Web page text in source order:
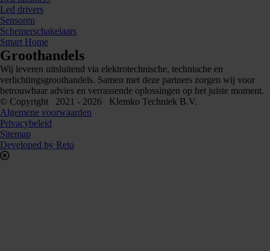
Led drivers
Sensoren
Schemerschakelaars
Smart Home
Groothandels
Wij leveren uitsluitend via elektrotechnische, technische en
verlichtingsgroothandels. Samen met deze partners zorgen wij voor
betrouwbaar advies en verrassende oplossingen op het juiste moment.
© Copyright 2021 - 2026 Klemko Techniek B.V.
Algemene voorwaarden
Privacybeleid
Sitemap
Developed by Reto